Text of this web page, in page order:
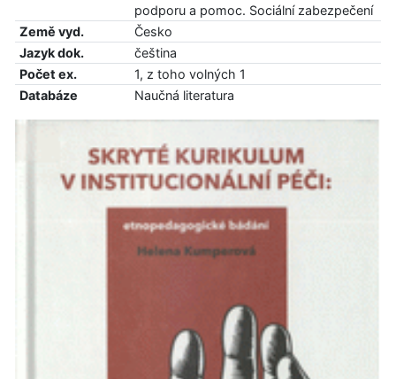
podporu a pomoc. Sociální zabezpečení
Země vyd.
Česko
Jazyk dok.
čeština
Počet ex.
1, z toho volných 1
Databáze
Naučná literatura